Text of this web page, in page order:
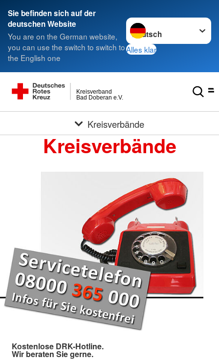
Sie befinden sich auf der
deutschen Website
You are on the German website,
you can use the switch to switch to
the English one
Sprache wechseln zu
Alles klar
Bad Doberan e.V.
Kreisverband
Kreisverbände
Kreisverbände
Kostenlose DRK-Hotline.
Wir beraten Sie gerne.